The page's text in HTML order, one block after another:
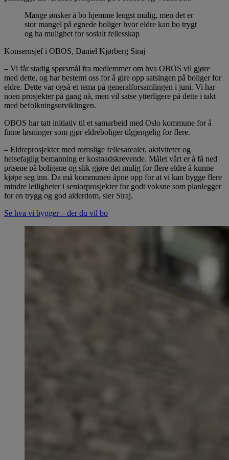
Mange ønsker å bo hjemme lengst mulig, men det er
stor mangel på egnede boliger hvor eldre kan bo trygt
og ha mulighet for sosialt fellesskap
Konsernsjef i OBOS, Daniel Kjørberg Siraj
– Vi får stadig spørsmål fra medlemmer om hva OBOS vil gjøre
med dette, og har bestemt oss for å gire opp satsingen på boliger for
eldre. Dette var også et tema på generalforsamlingen i juni. Vi har
noen prosjekter på gang nå, men vil satse ytterligere på dette i takt
med befolkningsutviklingen.
OBOS har tatt initiativ til et samarbeid med Oslo kommune for å
finne løsninger som gjør eldreboliger tilgjengelig for flere.
– Eldreprosjekter med romslige fellesarealer, aktiviteter og
helsefaglig bemanning er kostnadskrevende. Målet vårt er å få ned
prisene på boligene og slik gjøre det mulig for flere eldre å kunne
kjøpe seg inn. Da må kommunen åpne opp for at vi kan bygge flere
mindre leiligheter i seniorprosjekter for godt voksne som planlegger
for en trygg og god alderdom, sier Siraj.
Se hva vi bygger – der du vil bo